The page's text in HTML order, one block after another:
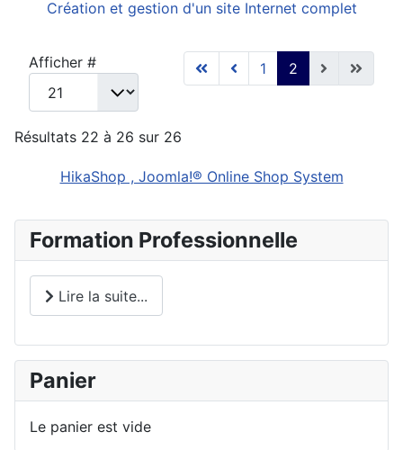
Création et gestion d'un site Internet complet
Afficher # 1 2
Résultats 22 à 26 sur 26
HikaShop , Joomla!® Online Shop System
Formation Professionnelle
Lire la suite...
Panier
Le panier est vide